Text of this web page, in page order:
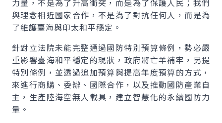
力量，不是為了升高衝突，而是為了保護人民；我們
與理念相近國家合作，不是為了對抗任何人，而是為
了維護臺海與印太和平穩定。
針對立法院未能完整通過國防特別預算條例，勢必嚴
重影響臺海和平穩定的現狀，政府將亡羊補牢，另提
特別條例，並透過追加預算與提高年度預算的方式，
來進行商購、委辦、國際合作，以及推動國防產業自
主，生產陸海空無人載具，建立智慧化的永續國防力
量。